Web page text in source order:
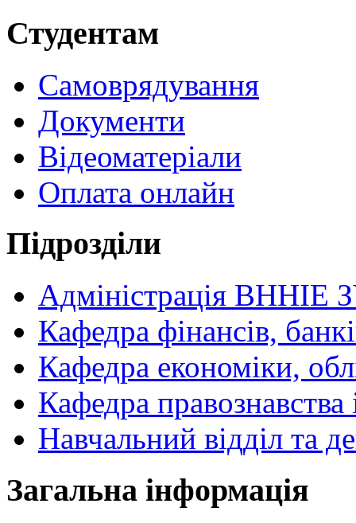
Студентам
Самоврядування
Документи
Відеоматеріали
Оплата онлайн
Підрозділи
Адміністрація ВННІЕ
Кафедра фінансів,
Кафедра економіки,
Кафедра
Навчальний відділ та
Загальна інформація